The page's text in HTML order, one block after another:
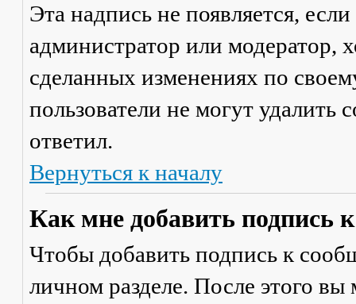
Эта надпись не появляется,
администратор или модератор,
сделанных изменениях по
пользователи не могут удалить
ответил.
Вернуться к началу
Как мне добавить подпись
Чтобы добавить подпись к
личном разделе. После этого